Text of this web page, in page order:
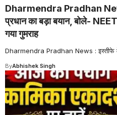
Dharmendra Pradhan
प्रधान का बड़ा बयान, बोले-
गया गुमराह
Dharmendra Pradhan News : इस्तीफे के
ByAbhishek Singh